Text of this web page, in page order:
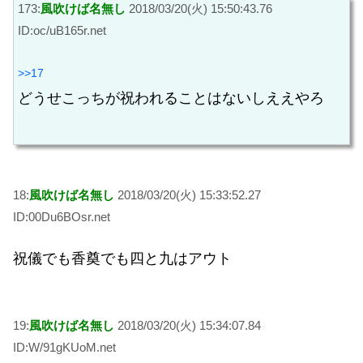
173:風吹けば名無し 2018/03/20(火) 15:50:43.76
ID:oc/uB165r.net
>>17
どうせこっちが祝われることはないしええやろ
18:風吹けば名無し 2018/03/20(火) 15:33:52.27
ID:00Du6BOsr.net
祝儀でも香奠でも四と九はアウト
19:風吹けば名無し 2018/03/20(火) 15:34:07.84
ID:W/91gKUoM.net